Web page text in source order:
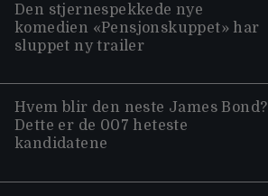
Den stjernespekkede nye
komedien «Pensjonskuppet» har
sluppet ny trailer
Hvem blir den neste James Bond?
Dette er de 007 heteste
kandidatene